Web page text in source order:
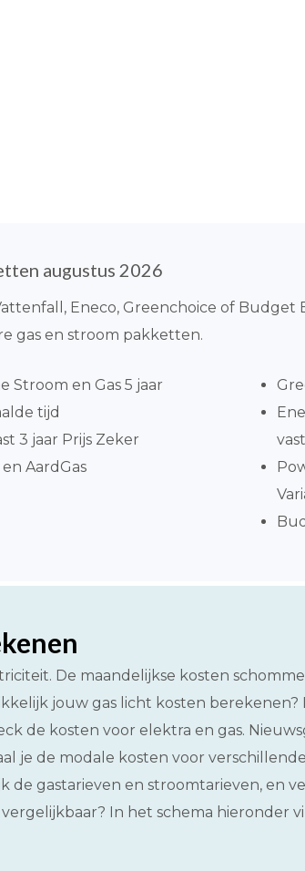
augustus 2026
Eneco, Greenchoice of
gas en stroom pakketten.
Stroom en Gas 5 jaar
tijd
3 jaar Prijs Zeker
AardGas
vast
De maandelijkse kosten
jouw gas licht kosten
de kosten voor elektra en gas.
je de modale kosten voor
de gastarieven en stroomtarieven, en
In het schema